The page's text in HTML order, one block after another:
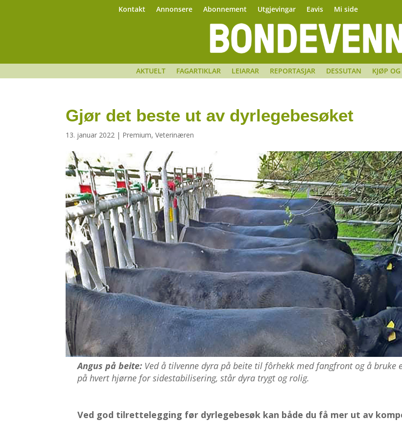
Kontakt Annonsere Abonnement Utgjevingar Eavis Mi side
AKTUELT FAGARTIKLAR LEIARAR REPORTASJAR DESSUTAN KJØP
Gjør det beste ut av dyrlegebesøket
13. januar 2022 | Premium,Veterinæren
Angus på beite: Ved å tilvenne dyra på beite til fôrhekk med fangfront og å bruke
på hvert hjørne for sidestabilisering, står dyra trygt og rolig.
Ved god tilrettelegging før dyrlegebesøk kan både du få mer ut av